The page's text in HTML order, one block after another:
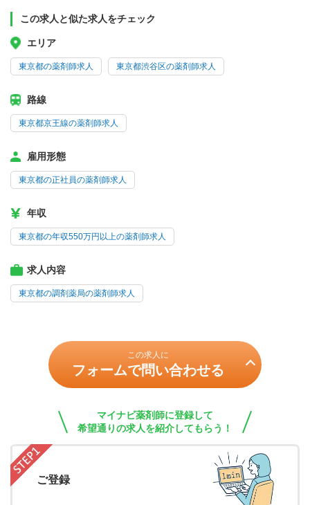
この求人と似た求人をチェック
エリア
東京都の薬剤師求人 東京都渋谷区の薬剤師求人
路線
東京都京王線の薬剤師求人
雇用形態
東京都の正社員の薬剤師求人
年収
東京都の年収550万円以上の薬剤師求人
求人内容
東京都の調剤薬局の薬剤師求人
この求人に
フォームで問い合わせる
マイナビ薬剤師に登録して
希望通りの求人を紹介してもらう！
ご登録